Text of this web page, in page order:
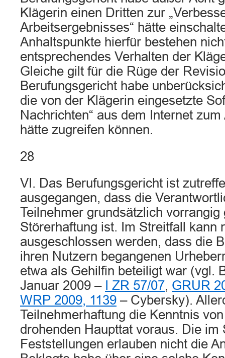
Klägerin einen Dritten zur
Arbeitsergebnisses“ hätte
Anhaltspunkte hierfür bestehen
entsprechendes Verhalten der
Gleiche gilt für die Rüge der
Berufungsgericht habe
die von der Klägerin eingesetzte
Nachrichten“ aus dem Internet
hätte zugreifen können.
28
VI. Das Berufungsgericht ist
ausgegangen, dass die
Teilnehmer grundsätzlich vorrangig
Störerhaftung ist. Im Streitfall kann
ausgeschlossen werden, dass die
ihren Nutzern begangenen
etwa als Gehilfin beteiligt war (vgl.
Januar 2009 –
I ZR 57/07, GRUR
WRP 2009, 1139 – Cybersky).
Teilnehmerhaftung die Kenntnis
drohenden Haupttat voraus. Die im
Feststellungen erlauben nicht die